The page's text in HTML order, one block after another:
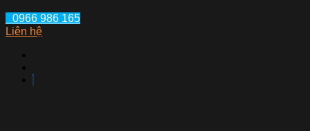
0966 986 165
Liên hệ